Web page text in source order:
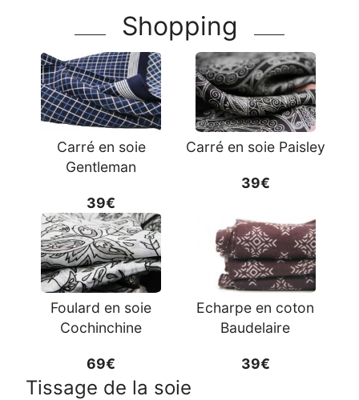
Shopping
Carré en soie
Gentleman
39€
Carré en soie Paisley
39€
Foulard en soie
Cochinchine
69€
Echarpe en coton
Baudelaire
39€
Tissage de la soie